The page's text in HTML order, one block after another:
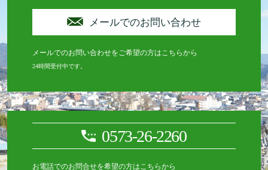
メールでのお問い合わせ
メールでのお問い合わせをご希望の方はこちらから
24時間受付中です。
0573-26-2260
お電話でのお問合せを希望の方はこちらから